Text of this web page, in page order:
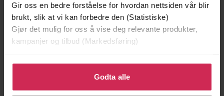
Gir oss en bedre forståelse for hvordan nettsiden vår blir
brukt, slik at vi kan forbedre den (Statistiske)
Gjør det mulig for oss å vise deg relevante produkter,
kampanjer og tilbud (Markedsføring)
Klikk på «Godta alle» for å gi oss ditt samtykke til å
bruke cookies for alle disse formålene. Du kan også
tilpasse ditt samtykke til spesifikke formål ved å klikke
Godta alle
199,-
Minnesota
Jo Nesbø
EBOK
349,-
Utskudd
Jørn Lier Horst